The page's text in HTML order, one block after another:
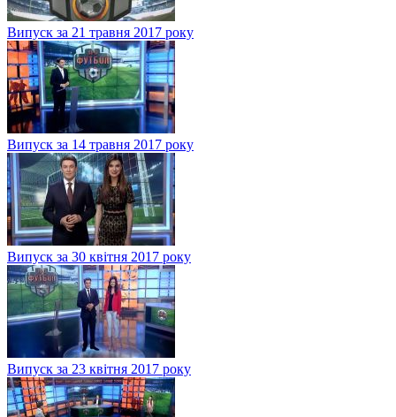
Випуск за 21 травня 2017 року
Випуск за 14 травня 2017 року
Випуск за 30 квітня 2017 року
Випуск за 23 квітня 2017 року